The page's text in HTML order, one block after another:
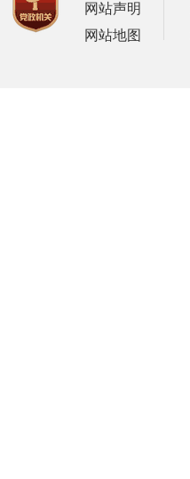
网站声明
网站地图